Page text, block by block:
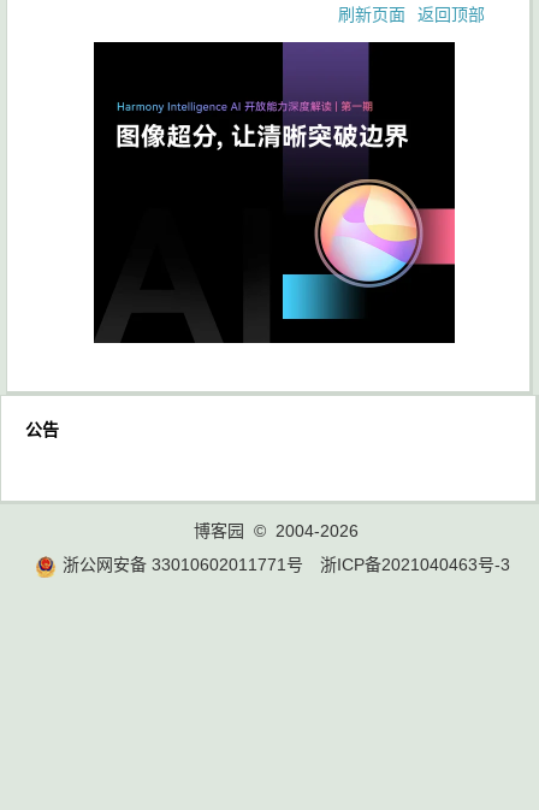
刷新页面 返回顶部
公告
博客园
© 2004-2026
浙公网安备 33010602011771号
浙ICP备2021040463号-3